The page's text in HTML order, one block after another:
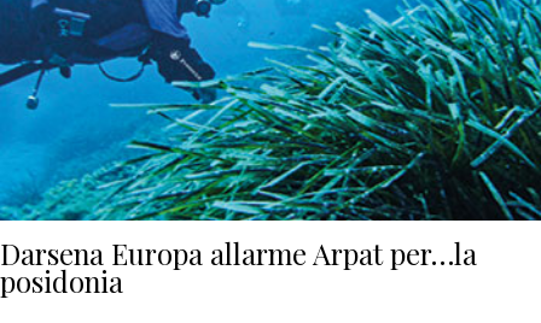
Darsena Europa allarme Arpat per…la
posidonia